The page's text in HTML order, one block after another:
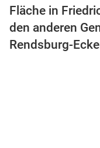
Fläche in
den anderen
Rendsburg-